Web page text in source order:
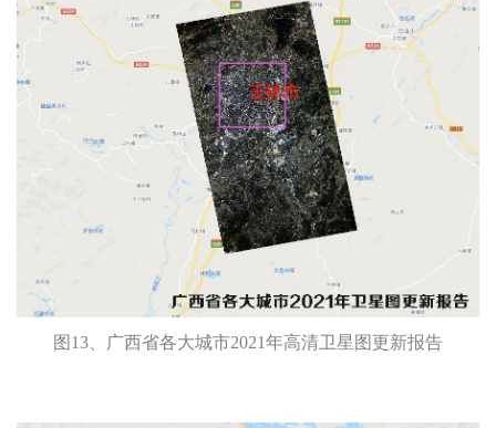
图13、广西省各大城市2021年高清卫星图更新报告